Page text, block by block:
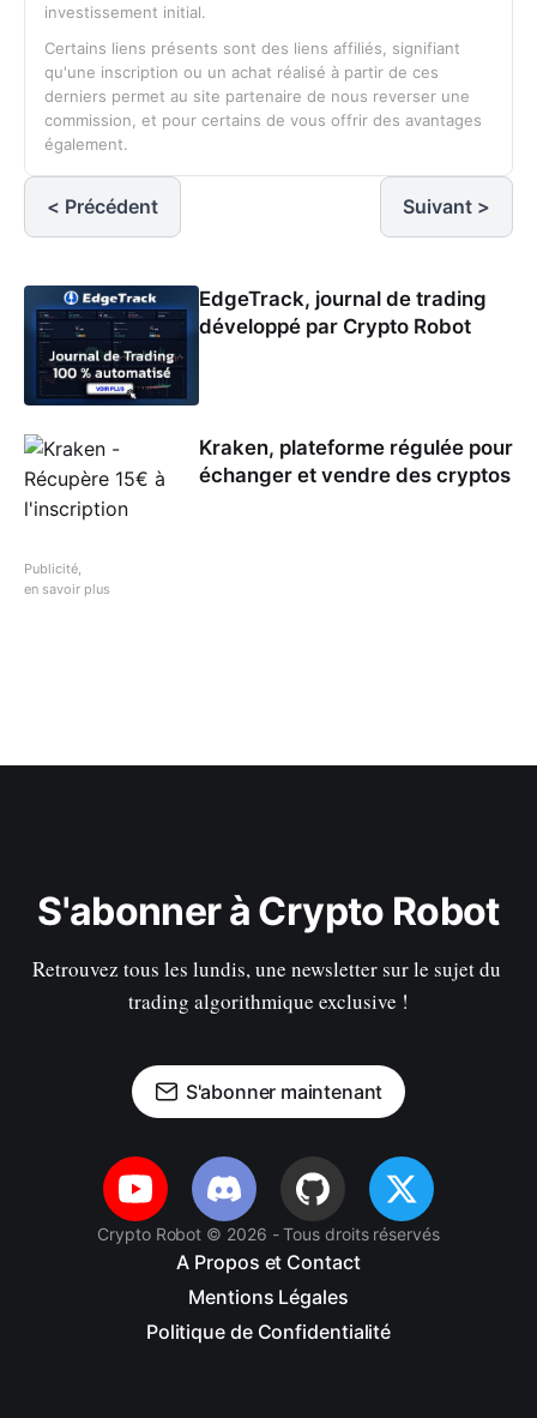
investissement initial.
Certains liens présents sont des liens affiliés, signifiant
qu'une inscription ou un achat réalisé à partir de ces
derniers permet au site partenaire de nous reverser une
commission, et pour certains de vous offrir des avantages
également.
< Précédent Suivant >
EdgeTrack, journal de trading
développé par Crypto Robot
Kraken, plateforme régulée pour
échanger et vendre des cryptos
Publicité,
en savoir plus
S'abonner à Crypto Robot
Retrouvez tous les lundis, une newsletter sur le sujet du
trading algorithmique exclusive !
S'abonner maintenant
Crypto Robot © 2026 - Tous droits réservés
A Propos et Contact
Mentions Légales
Politique de Confidentialité